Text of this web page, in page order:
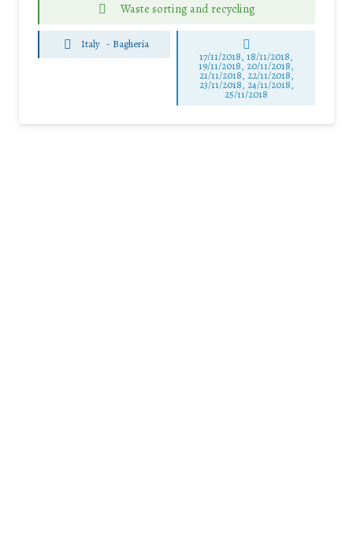
Waste sorting and recycling
Italy - Bagheria
17/11/2018, 18/11/2018,
19/11/2018, 20/11/2018,
21/11/2018, 22/11/2018,
23/11/2018, 24/11/2018,
25/11/2018